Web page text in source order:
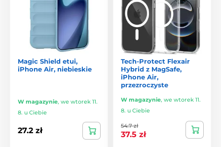
Magic Shield etui,
iPhone Air, niebieskie
W magazynie, we wtorek 11.
8. u Ciebie
27.2 zł
Tech-Protect Flexair
Hybrid z MagSafe,
iPhone Air,
przezroczyste
W magazynie, we wtorek 11.
8. u Ciebie
54.7 zł
37.5 zł